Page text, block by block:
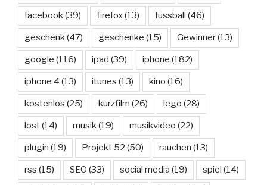
facebook(39) firefox(13) fussball (46)
geschenk(47) geschenke (15) Gewinner(13)
google (116) ipad (39) iphone (182)
iphone 4 (13) itunes (13) kino (16)
kostenlos (25) kurzfilm (26) lego (28)
lost(14) musik(19) musikvideo (22)
plugin (19) Projekt 52 (50) rauchen (13)
rss (15) SEO (33) social media (19) spiel (14)